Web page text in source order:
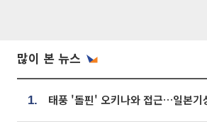
많이 본 뉴스
1.